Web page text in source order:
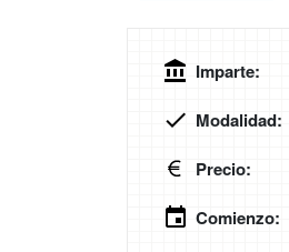
Imparte:
Modalidad:
Precio:
Comienzo: